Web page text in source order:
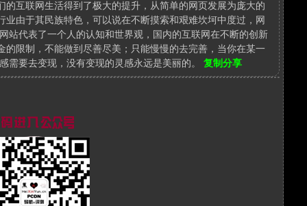
互联网生活得到了极大的提升，从简单的网页发展为庞大的
由于其民族特色，可以说在不断摸索和艰难坎坷中度过，网
站代表了一个人的认知和世界观，国内的互联网在不断的创新
限制，不能做到尽善尽美；只能慢慢的去完善，当你在某一
需要去变现，没有变现的灵感永远是美丽的。 复制分享